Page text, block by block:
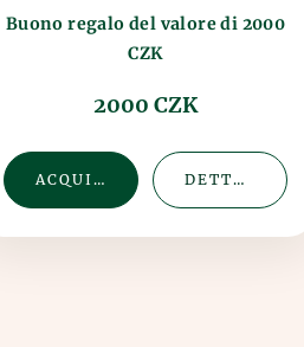
Buono regalo del valore di 2000
CZK
2000 CZK
ACQUISTA DETTAGLIO